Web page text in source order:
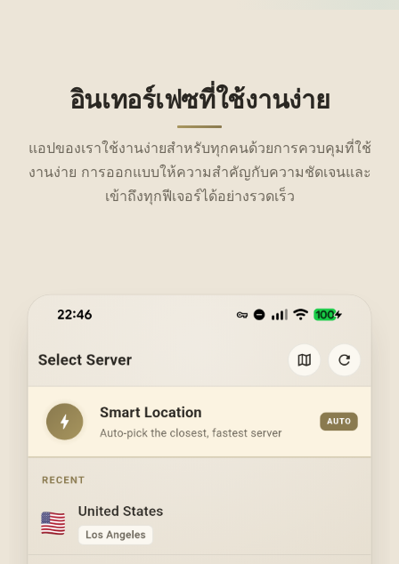
อินเทอร์เฟซที่ใช้งานง่าย
แอปของเราใช้งานง่ายสำหรับทุกคนด้วยการควบคุมที่ใช้
งานง่าย การออกแบบให้ความสำคัญกับความชัดเจนและ
เข้าถึงทุกฟีเจอร์ได้อย่างรวดเร็ว